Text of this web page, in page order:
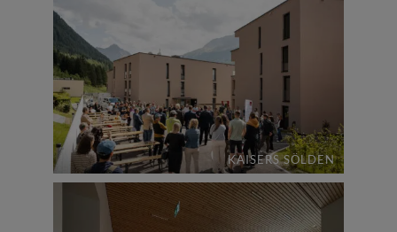
KAISERS SÖLDEN